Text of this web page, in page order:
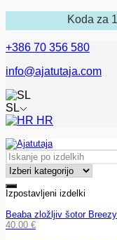
Koda za
+386 70 356 580
info@ajatutaja.com
SL
HR
Izpostavljeni izdelki
Beaba zložljiv šotor
40.00 €